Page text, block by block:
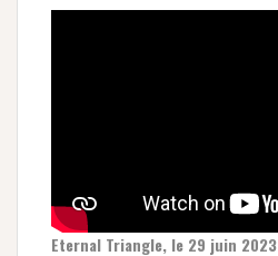
Eternal Triangle, le 29 juin 2023